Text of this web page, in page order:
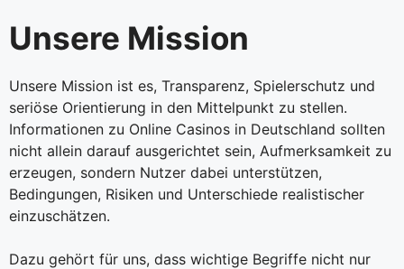
Unsere Mission
Unsere Mission ist es, Transparenz, Spielerschutz und
seriöse Orientierung in den Mittelpunkt zu stellen.
Informationen zu Online Casinos in Deutschland sollten
nicht allein darauf ausgerichtet sein, Aufmerksamkeit zu
erzeugen, sondern Nutzer dabei unterstützen,
Bedingungen, Risiken und Unterschiede realistischer
einzuschätzen.
Dazu gehört für uns, dass wichtige Begriffe nicht nur